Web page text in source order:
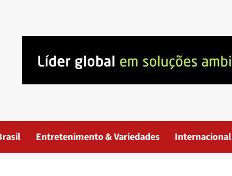
Entretenimento & Variedades Internacional